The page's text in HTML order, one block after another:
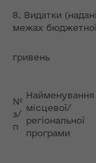
8. Видатки
межах
гривень
№
з/
п
Найменування
місцевої/
регіональної
програми